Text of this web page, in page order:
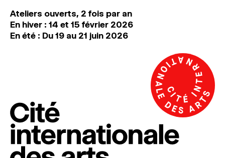
Ateliers ouverts, 2 fois par an
En hiver : 14 et 15 février 2026
En été : Du 19 au 21 juin 2026